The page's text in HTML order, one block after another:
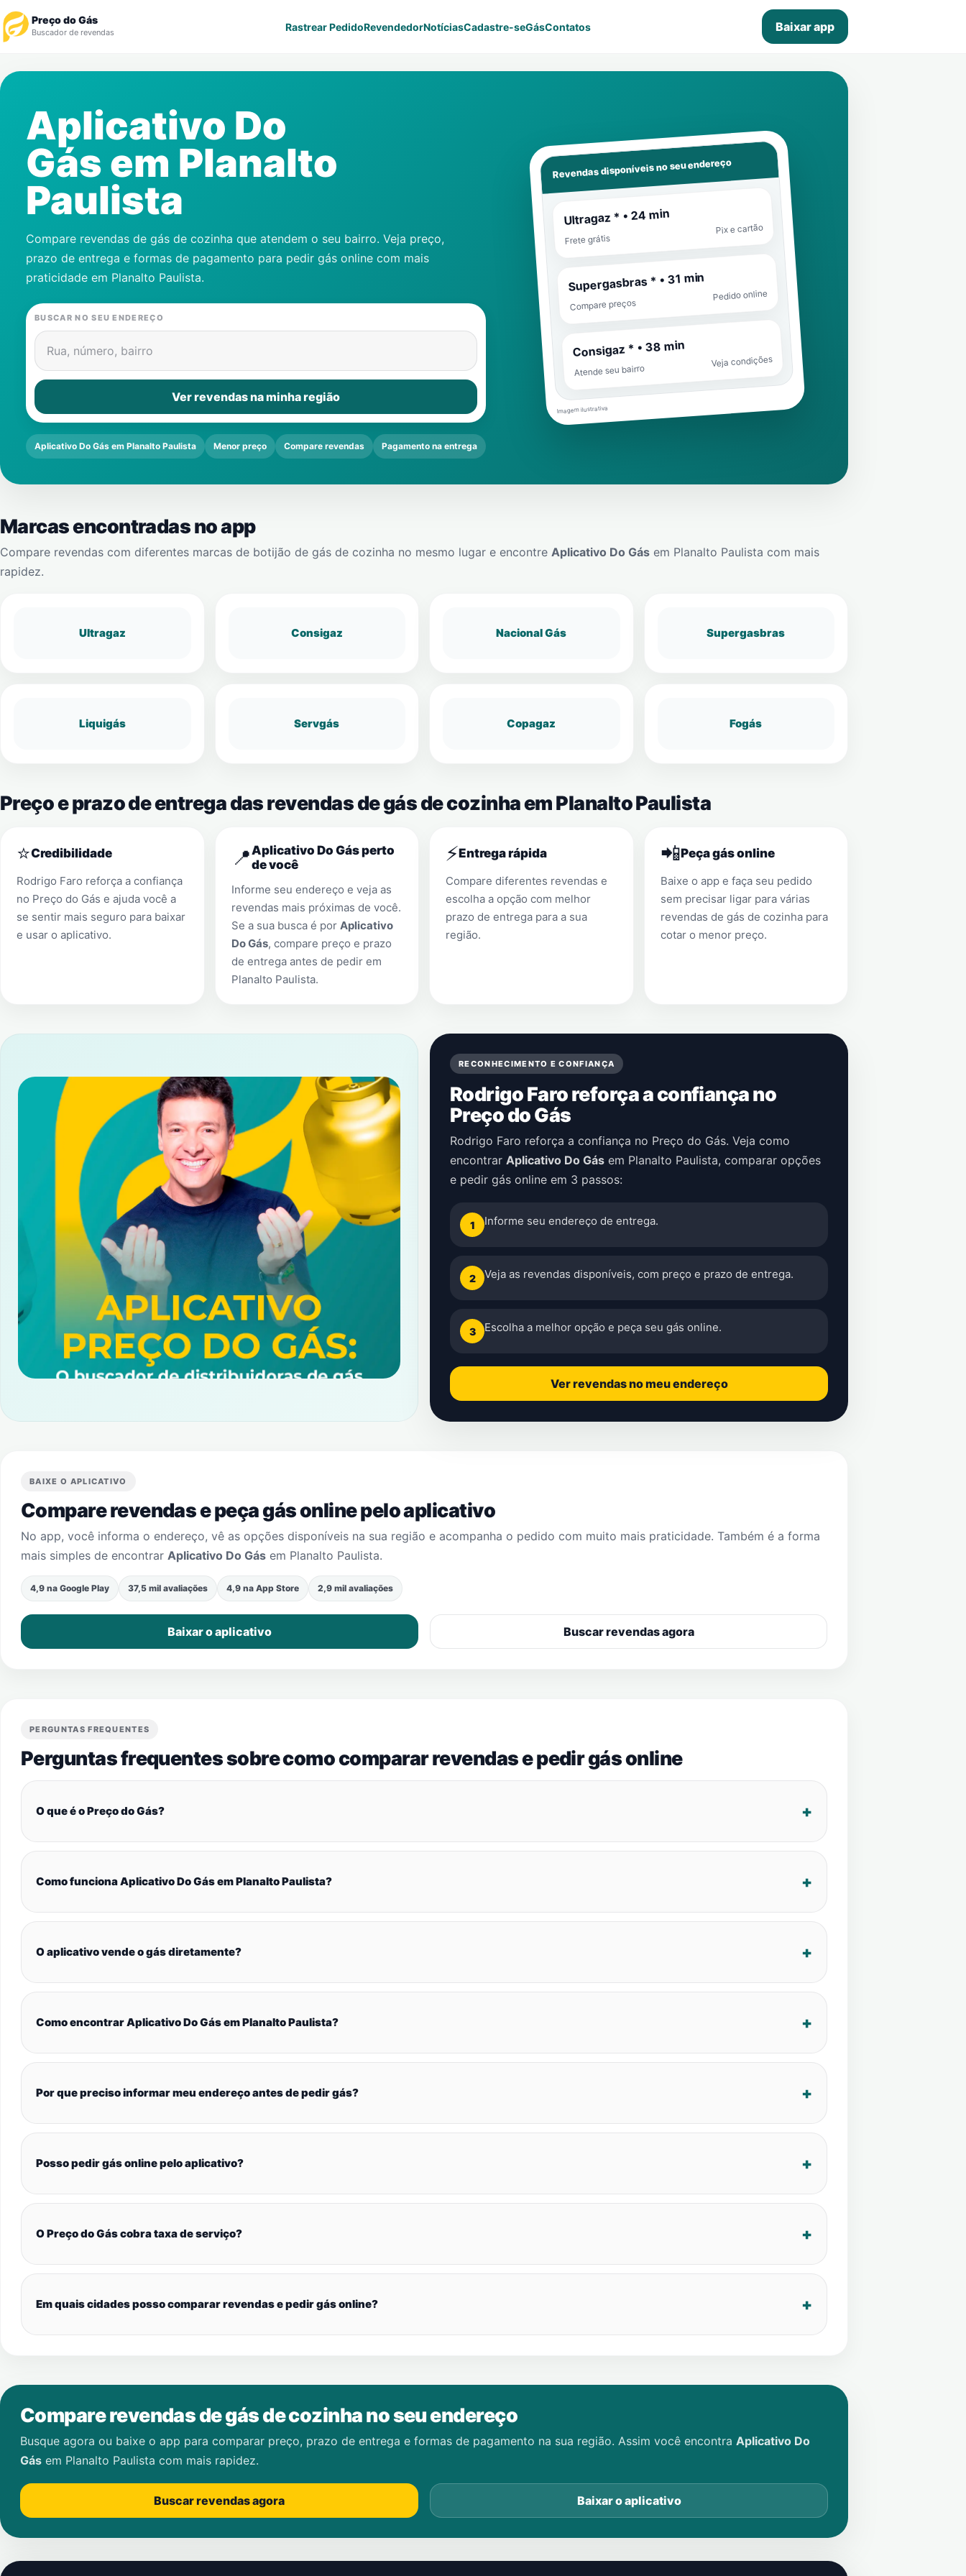
Preço do Gás
Buscador de revendas Rastrear PedidoRevendedorNotíciasCadastre-seGásContatos Baixar app
Revendedor
Notícias
Cadastre-se
Contatos
Aplicativo Do
Gás em Planalto
Paulista
Compare revendas de gás de cozinha que atendem o seu bairro. Veja preço,
prazo de entrega e formas de pagamento para pedir gás online com mais
praticidade em Planalto Paulista.
BUSCAR NO SEU ENDEREÇO
Rua, número, bairro
Ver revendas na minha região
Aplicativo Do Gás em Planalto Paulista Menor preço Compare revendas Pagamento na entrega
Revendas disponíveis no seu endereço
Ultragaz * • 24 min
Frete grátis
Pix e cartão
Supergasbras * • 31 min
Compare preços
Pedido online
Consigaz * • 38 min
Atende seu bairro
Veja condições
Imagem ilustrativa
Marcas encontradas no app
Compare revendas com diferentes marcas de botijão de gás de cozinha no mesmo lugar e encontre Aplicativo Do Gás em Planalto Paulista com mais
rapidez.
Ultragaz Consigaz Nacional Gás Supergasbras
Liquigás Servgás Copagaz Fogás
Preço e prazo de entrega das revendas de gás de cozinha em Planalto Paulista
⭐Credibilidade
Rodrigo Faro reforça a confiança
no Preço do Gás e ajuda você a
se sentir mais seguro para baixar
e usar o aplicativo.
📍Aplicativo Do Gás perto
de você
Informe seu endereço e veja as
revendas mais próximas de você.
Se a sua busca é por Aplicativo
Do Gás, compare preço e prazo
de entrega antes de pedir em
Planalto Paulista.
⚡Entrega rápida
Compare diferentes revendas e
escolha a opção com melhor
prazo de entrega para a sua
região.
📲Peça gás online
Baixe o app e faça seu pedido
sem precisar ligar para várias
revendas de gás de cozinha para
cotar o menor preço.
RECONHECIMENTO E CONFIANÇA
Rodrigo Faro reforça a confiança no
Preço do Gás
Rodrigo Faro reforça a confiança no Preço do Gás. Veja como
encontrar Aplicativo Do Gás em Planalto Paulista, comparar opções
e pedir gás online em 3 passos:
1 Informe seu endereço de entrega.
2 Veja as revendas disponíveis, com preço e prazo de entrega.
3 Escolha a melhor opção e peça seu gás online.
Ver revendas no meu endereço
BAIXE O APLICATIVO
Compare revendas e peça gás online pelo aplicativo
No app, você informa o endereço, vê as opções disponíveis na sua região e acompanha o pedido com muito mais praticidade. Também é a forma
mais simples de encontrar Aplicativo Do Gás em Planalto Paulista.
4,9 na Google Play 37,5 mil avaliações 4,9 na App Store 2,9 mil avaliações
Baixar o aplicativo Buscar revendas agora
PERGUNTAS FREQUENTES
Perguntas frequentes sobre como comparar revendas e pedir gás online
O que é o Preço do Gás?
Como funciona Aplicativo Do Gás em Planalto Paulista?
O aplicativo vende o gás diretamente?
Como encontrar Aplicativo Do Gás em Planalto Paulista?
Por que preciso informar meu endereço antes de pedir gás?
Posso pedir gás online pelo aplicativo?
O Preço do Gás cobra taxa de serviço?
Em quais cidades posso comparar revendas e pedir gás online?
Compare revendas de gás de cozinha no seu endereço
Busque agora ou baixe o app para comparar preço, prazo de entrega e formas de pagamento na sua região. Assim você encontra Aplicativo Do
Gás em Planalto Paulista com mais rapidez.
Buscar revendas agora Baixar o aplicativo